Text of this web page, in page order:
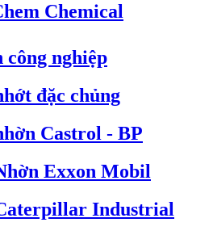
Chemical
công nghiệp
đặc chủng
Castrol - BP
Exxon Mobil
Industrial